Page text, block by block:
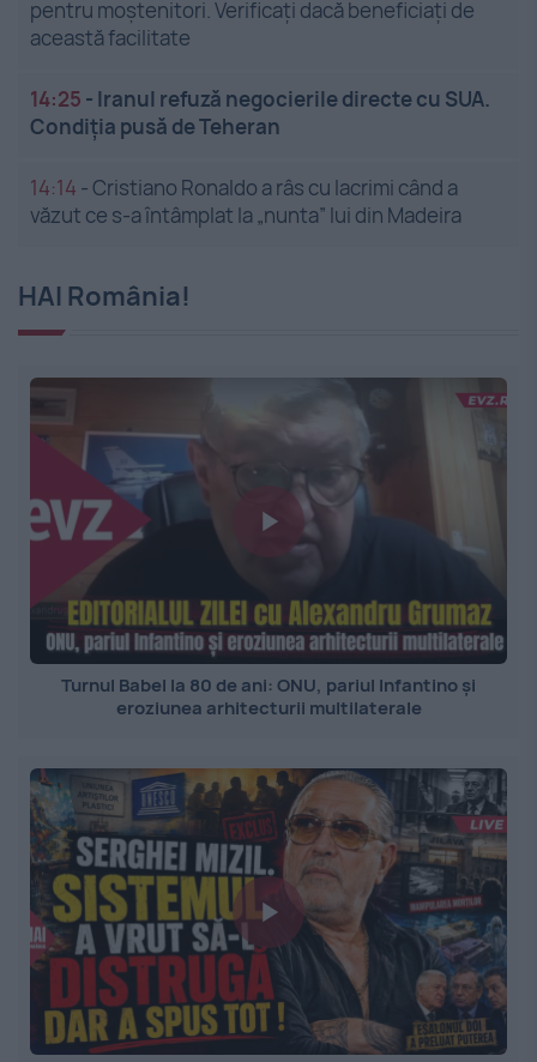
pentru moștenitori. Verificați dacă beneficiați de
această facilitate
14:25 - Iranul refuză negocierile directe cu SUA.
Condiția pusă de Teheran
14:14 -Cristiano Ronaldo a râs cu lacrimi când a
văzut ce s-a întâmplat la „nunta” lui din Madeira
HAI România!
Turnul Babel la 80 de ani: ONU, pariul Infantino și
eroziunea arhitecturii multilaterale